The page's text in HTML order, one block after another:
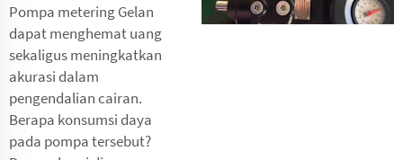
Pompa metering Gelan
dapat menghemat uang
sekaligus meningkatkan
akurasi dalam
pengendalian cairan.
Berapa konsumsi daya
pada pompa tersebut?